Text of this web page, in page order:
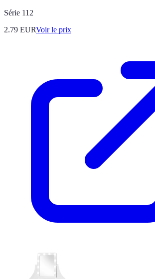
Série 112
2.79 EURVoir le prix